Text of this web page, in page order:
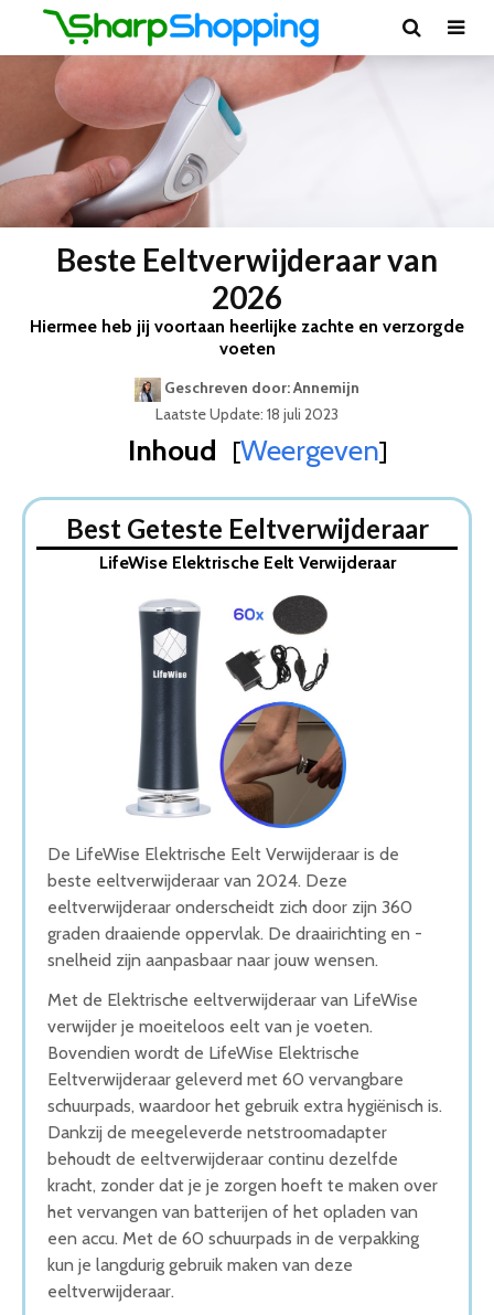
Beste Eeltverwijderaar van
2026
Hiermee heb jij voortaan heerlijke zachte en verzorgde
voeten
Geschreven door: Annemijn
Laatste Update: 18 juli 2023
Inhoud [Weergeven]
1. LifeWise Elektrische Eelt Verwijderaar
2. Vibrix Elektrische eelt verwijderaar
3. Elektrische Eelt Verwijderaar
4. Forgoods Elektrische Eelt Verwijderaar
5. Scholl Velvet Smooth Elektrische Eeltvijl
Wat is de beste Eeltverwijderaar van 2026
1. Beste Eeltverwijderaar van 2026
2. Goede Prijs-Kwaliteit Eeltverwijderaar
3. Beste Budget Eeltverwijderaar van 2026
4. Goede Koop Eeltverwijderaar
5. Goede Budget Eeltverwijderaar
Best Geteste Eeltverwijderaar
LifeWise Elektrische Eelt Verwijderaar
De LifeWise Elektrische Eelt Verwijderaar is de
beste eeltverwijderaar van 2024. Deze
eeltverwijderaar onderscheidt zich door zijn 360
graden draaiende oppervlak. De draairichting en -
snelheid zijn aanpasbaar naar jouw wensen.
Met de Elektrische eeltverwijderaar van LifeWise
verwijder je moeiteloos eelt van je voeten.
Bovendien wordt de LifeWise Elektrische
Eeltverwijderaar geleverd met 60 vervangbare
schuurpads, waardoor het gebruik extra hygiënisch is.
Dankzij de meegeleverde netstroomadapter
behoudt de eeltverwijderaar continu dezelfde
kracht, zonder dat je je zorgen hoeft te maken over
het vervangen van batterijen of het opladen van
een accu. Met de 60 schuurpads in de verpakking
kun je langdurig gebruik maken van deze
eeltverwijderaar.